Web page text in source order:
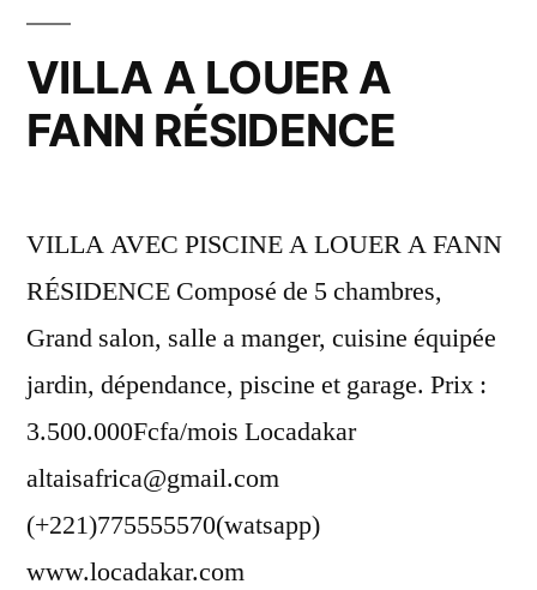
VILLA A LOUER A
FANN RÉSIDENCE
VILLA AVEC PISCINE A LOUER A FANN
RÉSIDENCE Composé de 5 chambres,
Grand salon, salle a manger, cuisine équipée
jardin, dépendance, piscine et garage. Prix :
3.500.000Fcfa/mois Locadakar
altaisafrica@gmail.com
(+221)775555570(watsapp)
www.locadakar.com